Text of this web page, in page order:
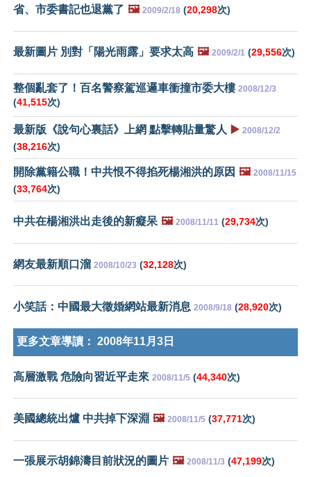
省、市委書記也退黨了 🖼️ 2009/2/18 (20,298次)
最新圖片 別對「陽光雨露」要求太高 🖼️ 2009/2/1 (29,556次)
整個亂套了！百名警察駕巡邏車衝撞市委大樓 2008/12/3
(41,515次)
最新版《說句心裏話》上網 點擊轉貼量驚人 ▶️ 2008/12/2
(38,216次)
開除黨籍公職！中共恨不得掐死楊湘洪的原因 🖼️ 2008/11/15
(33,764次)
中共在楊湘洪出走後的新癡呆 🖼️ 2008/11/11 (29,734次)
網友最新順口溜 2008/10/23 (32,128次)
小笑話：中國最大徵婚網站最新消息 2008/9/18 (28,920次)
更多文章導讀： 2008年11月3日
高層激戰 危險向習近平走來 2008/11/5 (44,340次)
美國總統出爐 中共掉下深淵 🖼️ 2008/11/5 (37,771次)
一張展示胡錦濤目前狀況的圖片 🖼️ 2008/11/3 (47,199次)